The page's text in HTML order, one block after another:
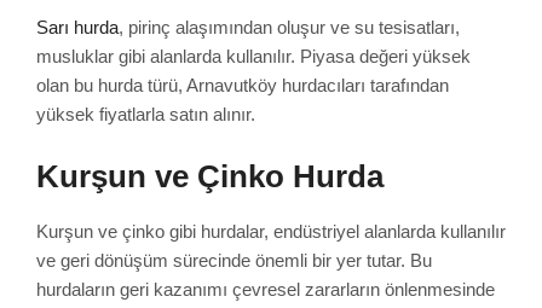
Sarı hurda, pirinç alaşımından oluşur ve su tesisatları,
musluklar gibi alanlarda kullanılır. Piyasa değeri yüksek
olan bu hurda türü, Arnavutköy hurdacıları tarafından
yüksek fiyatlarla satın alınır.
Kurşun ve Çinko Hurda
Kurşun ve çinko gibi hurdalar, endüstriyel alanlarda kullanılır
ve geri dönüşüm sürecinde önemli bir yer tutar. Bu
hurdaların geri kazanımı çevresel zararların önlenmesinde